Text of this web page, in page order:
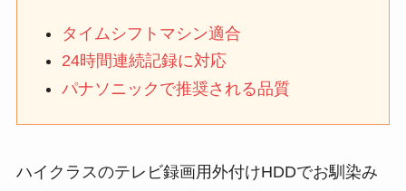
タイムシフトマシン適合
24時間連続記録に対応
パナソニックで推奨される品質
ハイクラスのテレビ録画用外付けHDDでお馴染み